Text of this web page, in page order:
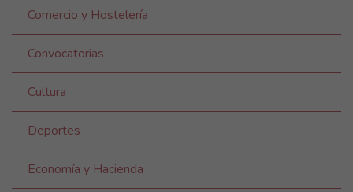
Comercio y Hostelería
Convocatorias
Cultura
Deportes
Economía y Hacienda